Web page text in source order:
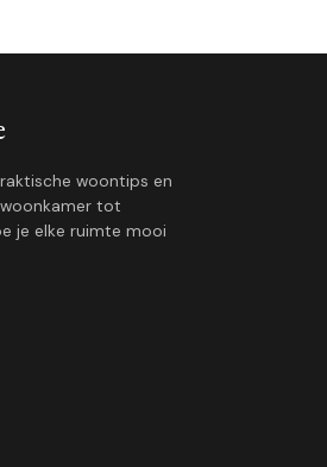
woontips en
tot
je elke ruimte mooi